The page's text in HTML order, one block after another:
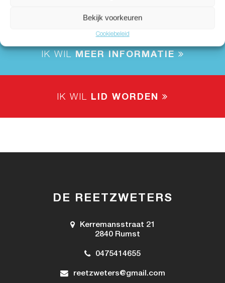
Bekijk voorkeuren
Cookiebeleid
IK WIL MEER INFORMATIE
IK WIL LID WORDEN
DE REETZWETERS
Kerremansstraat 21
2840 Rumst
0475414655
reetzweters@gmail.com